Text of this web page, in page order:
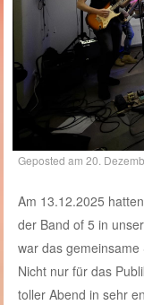
Geposted am20.
Am 13.12.2025
der Band of 5 in
war das
Nicht nur für das
toller Abend in sehr